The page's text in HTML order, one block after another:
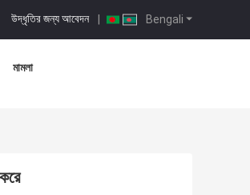
Bengali
উদ্ধৃতির জন্য আবেদন |
মামলা